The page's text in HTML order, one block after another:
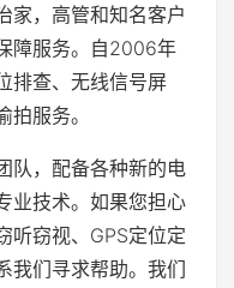
家，高管和知名客户
障服务。自2006年
排查、无线信号屏
服务。
队，配备各种新的电
业技术。如果您担心
听窃视、GPS定位定
我们寻求帮助。我们